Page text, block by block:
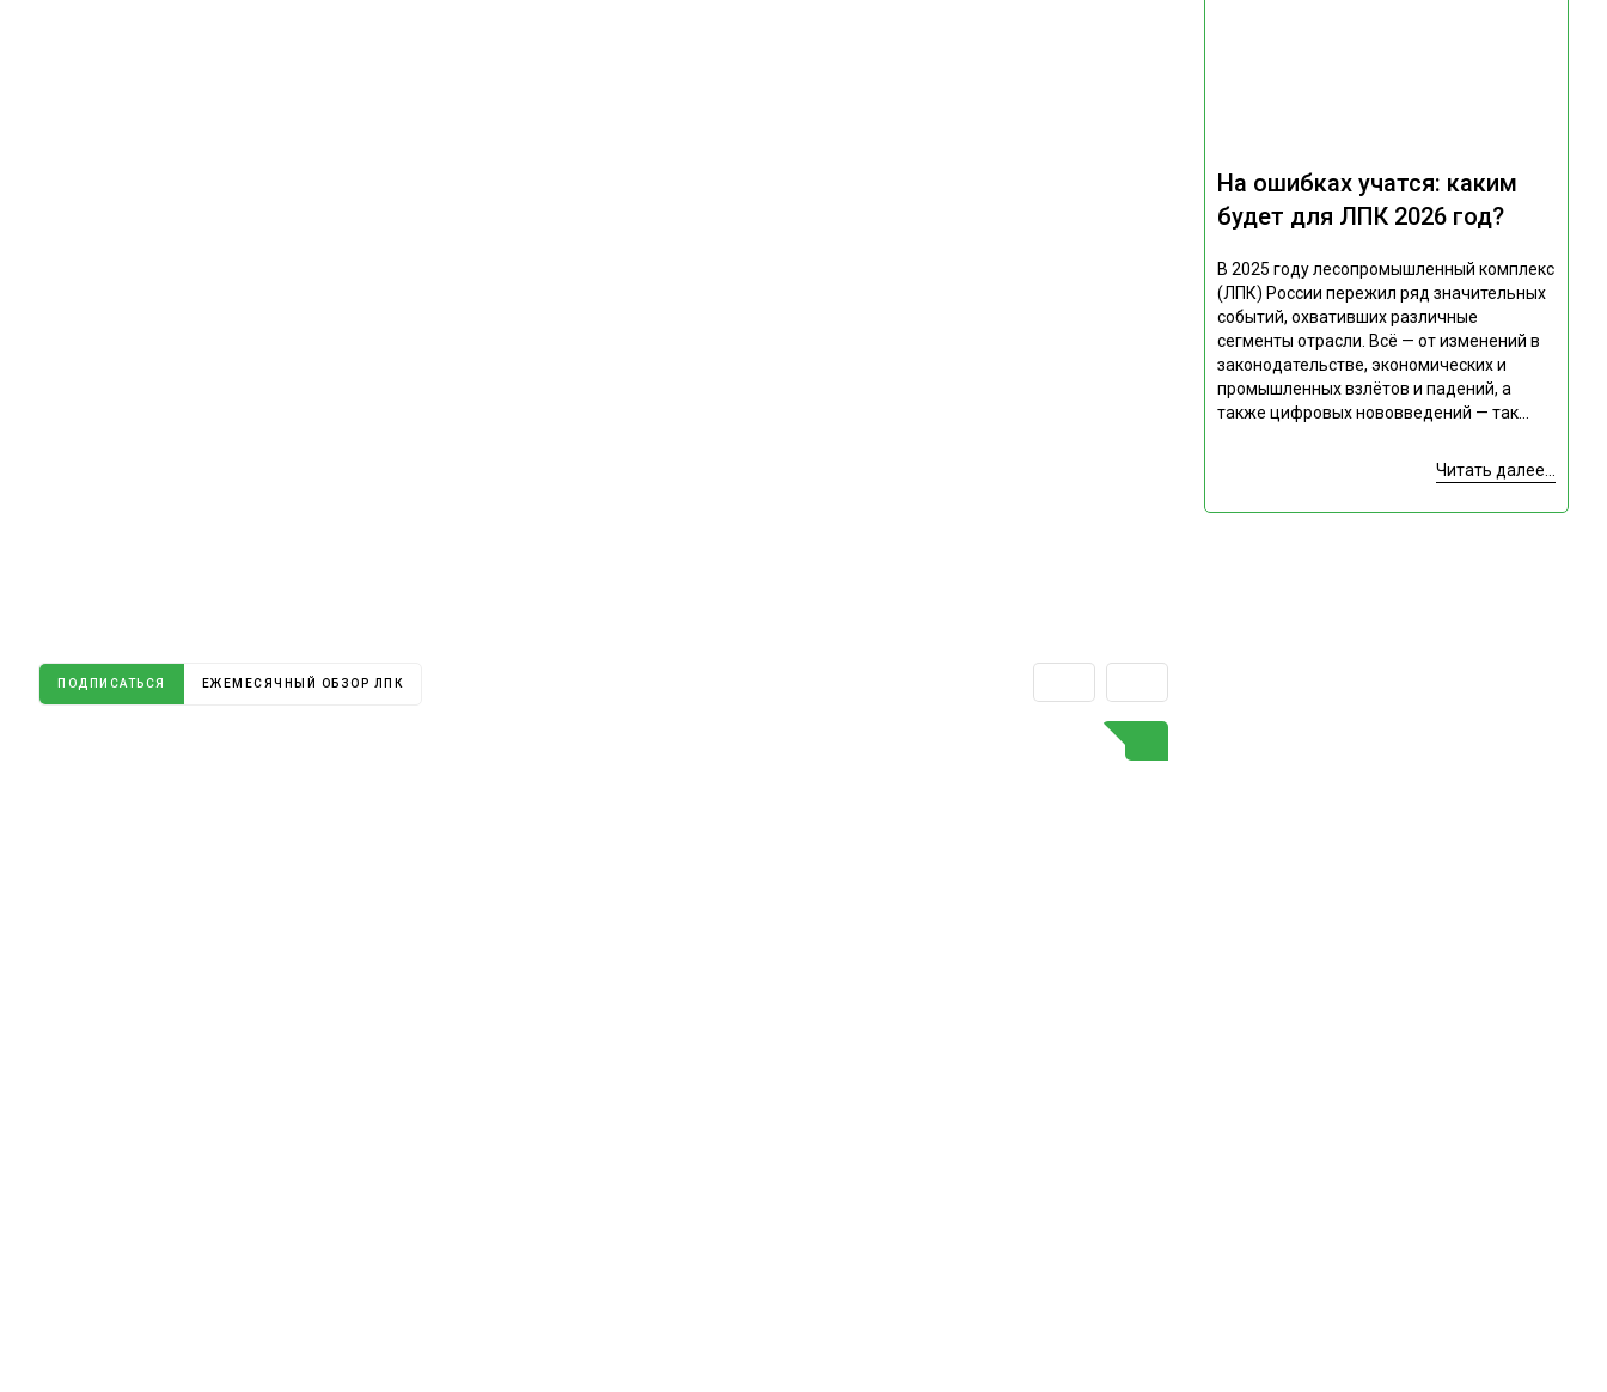
На ошибках учатся: каким
будет для ЛПК 2026 год?
В 2025 году лесопромышленный комплекс
(ЛПК) России пережил ряд значительных
событий, охвативших различные
сегменты отрасли. Всё — от изменений в
законодательстве, экономических и
промышленных взлётов и падений, а
также цифровых нововведений — так...
Читать далее...
ПОДПИСАТЬСЯ ЕЖЕМЕСЯЧНЫЙ ОБЗОР ЛПК